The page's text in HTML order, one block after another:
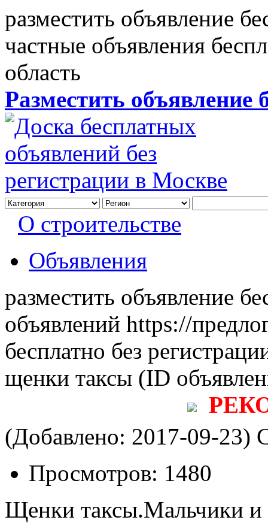
разместить объявление
частные объявления
область
Разместить объявление
О строительстве
Объявления
разместить объявление
объявлений https://
бесплатно без
щенки таксы (ID
(Добавлено: 2017-09-23)
Просмотров: 1480
Щенки таксы.Мальчики и